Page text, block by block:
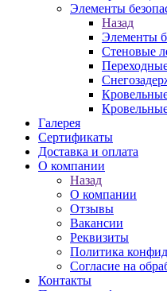
Элементы
Назад
Элементы
Стеновые
Галерея
Сертификаты
Доставка и оплата
О компании
Назад
О компании
Отзывы
Вакансии
Реквизиты
Политика
Согласие на
Контакты